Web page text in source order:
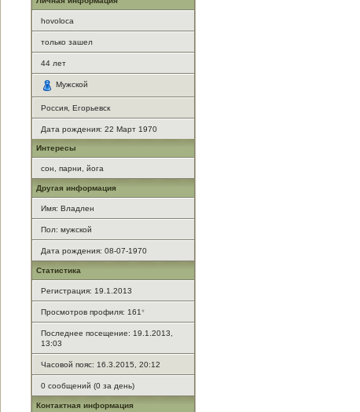
hovoloca
только зашел
44 лет
Мужской
Россия, Егорьевск
Дата рождения: 22 Март 1970
Интересы
сон, парни, йога
Другая информация
Имя: Владлен
Пол: мужской
Дата рождения: 08-07-1970
Статистика
Регистрация: 19.1.2013
Просмотров профиля: 161*
Последнее посещение: 19.1.2013,
13:03
Часовой пояс: 16.3.2015, 20:12
0 сообщений (0 за день)
Контактная информация